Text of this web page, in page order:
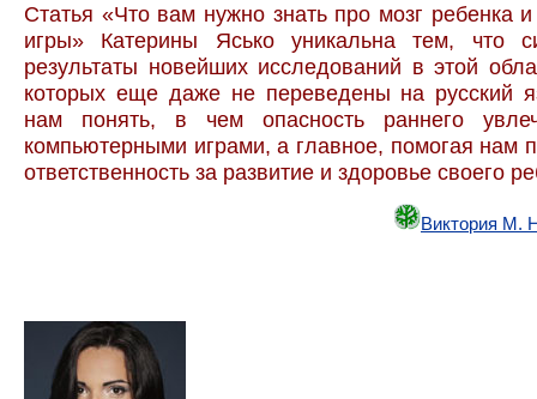
Статья «Что вам нужно знать про мозг ребенка
игры» Катерины Ясько уникальна тем, что
результаты новейших исследований в этой
которых еще даже не переведены на русский
нам понять, в чем опасность раннего
компьютерными играми, а главное, помогая нам
ответственность за развитие и здоровье своего
Виктория М.